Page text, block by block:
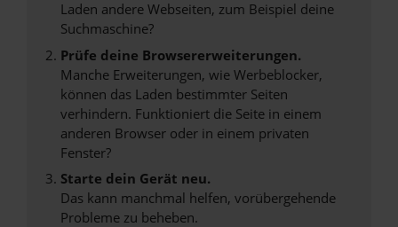
Laden andere Webseiten, zum Beispiel deine
Suchmaschine?
Prüfe deine Browsererweiterungen.
Manche Erweiterungen, wie Werbeblocker,
können das Laden bestimmter Seiten
verhindern. Funktioniert die Seite in einem
anderen Browser oder in einem privaten
Fenster?
Starte dein Gerät neu.
Das kann manchmal helfen, vorübergehende
Probleme zu beheben.